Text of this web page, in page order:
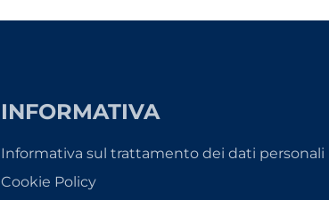
INFORMATIVA
Informativa sul trattamento dei dati personali
Cookie Policy